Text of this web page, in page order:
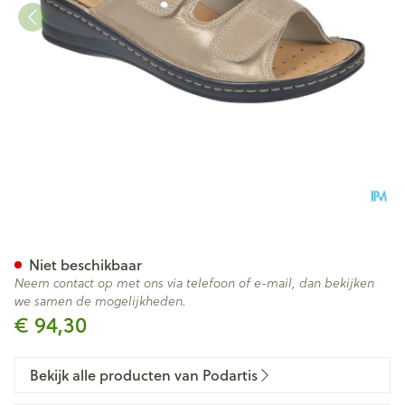
€ 94,30
Niet beschikbaar
Neem contact op met ons via telefoon of e-mail, dan bekijken
we samen de mogelijkheden.
Bekijk alle producten van Podartis